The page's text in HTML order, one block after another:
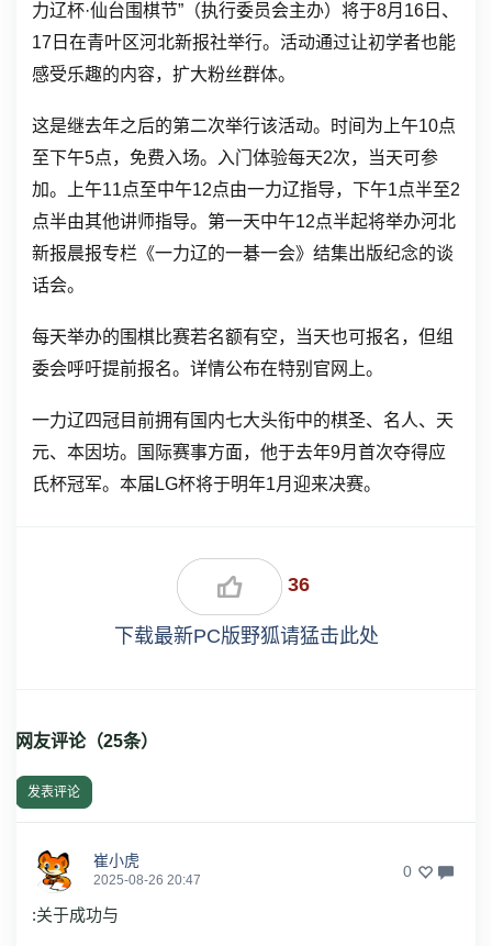
力辽杯·仙台围棋节”（执行委员会主办）将于8月16日、
17日在青叶区河北新报社举行。活动通过让初学者也能
感受乐趣的内容，扩大粉丝群体。
这是继去年之后的第二次举行该活动。时间为上午10点
至下午5点，免费入场。入门体验每天2次，当天可参
加。上午11点至中午12点由一力辽指导，下午1点半至2
点半由其他讲师指导。第一天中午12点半起将举办河北
新报晨报专栏《一力辽的一碁一会》结集出版纪念的谈
话会。
每天举办的围棋比赛若名额有空，当天也可报名，但组
委会呼吁提前报名。详情公布在特别官网上。
一力辽四冠目前拥有国内七大头衔中的棋圣、名人、天
元、本因坊。国际赛事方面，他于去年9月首次夺得应
氏杯冠军。本届LG杯将于明年1月迎来决赛。
36
下载最新PC版野狐请猛击此处
网友评论（25条）
发表评论
崔小虎
2025-08-26 20:47 0
:关于成功与